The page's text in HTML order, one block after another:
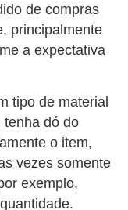
de compras
principalmente
a expectativa
tipo de material
tenha dó do
o item,
vezes somente
exemplo,